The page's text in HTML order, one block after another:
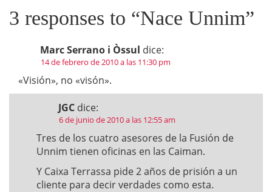
3 responses to “Nace Unnim”
Marc Serrano i Òssul dice:
14 de febrero de 2010 a las 11:30 pm
«Visión», no «visón».
JGC dice:
6 de junio de 2010 a las 12:55 am
Tres de los cuatro asesores de la Fusión de
Unnim tienen oficinas en las Caiman.
Y Caixa Terrassa pide 2 años de prisión a un
cliente para decir verdades como esta.